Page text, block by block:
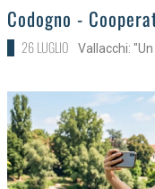
>
Codogno -
26 LUGLIO Vallacchi: